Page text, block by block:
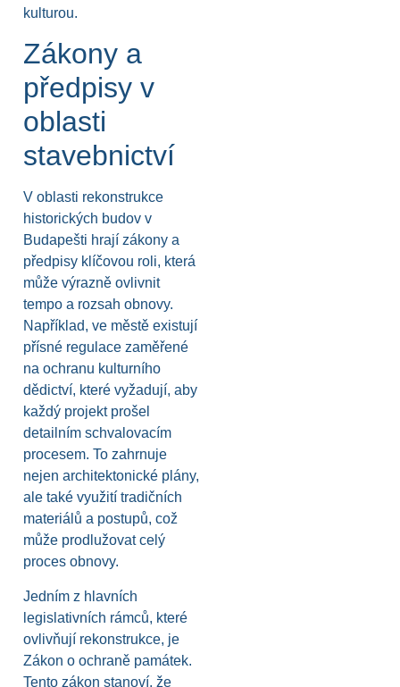
kulturou.
Zákony a
předpisy v
oblasti
stavebnictví
V oblasti rekonstrukce
historických budov v
Budapešti hrají zákony a
předpisy klíčovou roli, která
může výrazně ovlivnit
tempo a rozsah obnovy.
Například, ve městě existují
přísné regulace zaměřené
na ochranu kulturního
dědictví, které vyžadují, aby
každý projekt prošel
detailním schvalovacím
procesem. To zahrnuje
nejen architektonické plány,
ale také využití tradičních
materiálů a postupů, což
může prodlužovat celý
proces obnovy.
Jedním z hlavních
legislativních rámců, které
ovlivňují rekonstrukce, je
Zákon o ochraně památek.
Tento zákon stanoví, že